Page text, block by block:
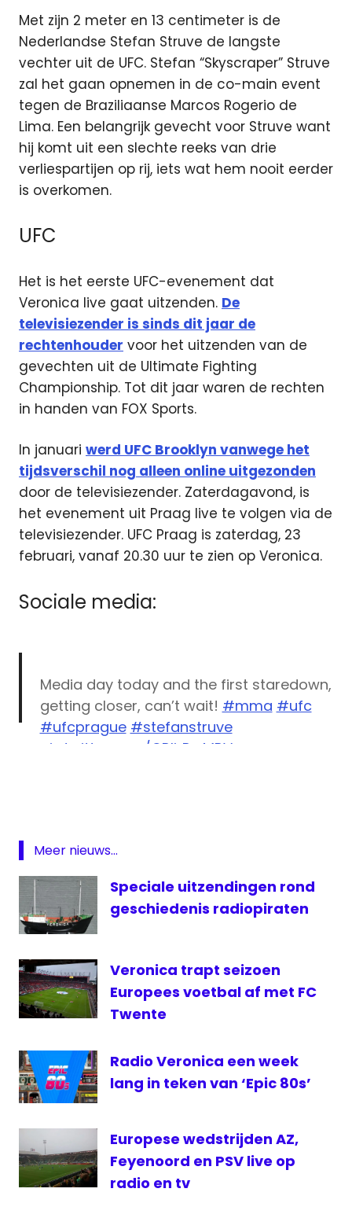
Met zijn 2 meter en 13 centimeter is de
Nederlandse Stefan Struve de langste
vechter uit de UFC. Stefan “Skyscraper” Struve
zal het gaan opnemen in de co-main event
tegen de Braziliaanse Marcos Rogerio de
Lima. Een belangrijk gevecht voor Struve want
hij komt uit een slechte reeks van drie
verliespartijen op rij, iets wat hem nooit eerder
is overkomen.
UFC
Het is het eerste UFC-evenement dat
Veronica live gaat uitzenden. De
televisiezender is sinds dit jaar de
rechtenhouder voor het uitzenden van de
gevechten uit de Ultimate Fighting
Championship. Tot dit jaar waren de rechten
in handen van FOX Sports.
In januari werd UFC Brooklyn vanwege het
tijdsverschil nog alleen online uitgezonden
door de televisiezender. Zaterdagavond, is
het evenement uit Praag live te volgen via de
televisiezender. UFC Praag is zaterdag, 23
februari, vanaf 20.30 uur te zien op Veronica.
Sociale media:
Media day today and the first staredown,
getting closer, can’t wait! #mma #ufc
#ufcprague #stefanstruve
pic.twitter.com/QRljrRwMRV
Struve
UFC
UFC
livestream
UFC
Praag
Veronica
Meer nieuws...
Speciale uitzendingen rond
geschiedenis radiopiraten
Veronica trapt seizoen
Europees voetbal af met FC
Twente
Radio Veronica een week
lang in teken van ‘Epic 80s’
Europese wedstrijden AZ,
Feyenoord en PSV live op
radio en tv